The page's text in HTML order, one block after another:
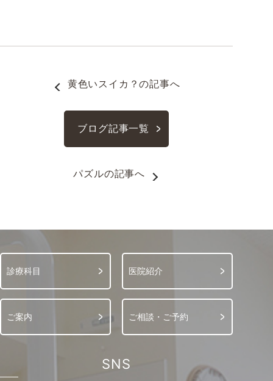
黄色いスイカ？の記事へ
ブログ記事一覧
パズルの記事へ
診療科目 医院紹介
ご案内 ご相談・ご予約
SNS